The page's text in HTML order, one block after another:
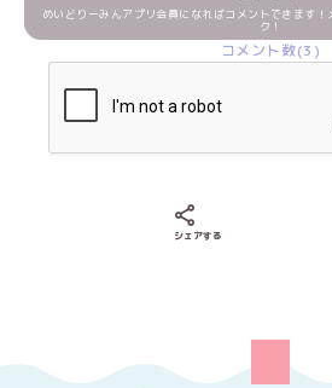
めいどりーみんアプリ会員になればコメントできます
ク！
コメント数(3)
シェアする